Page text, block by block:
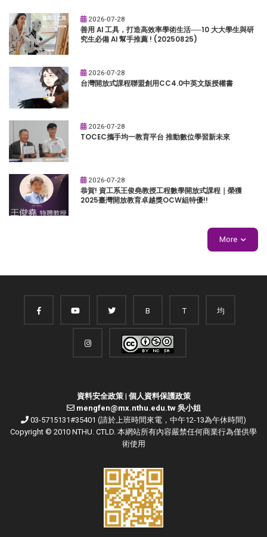
2026-07-28
善用 AI 工具，打造高效率學術生活──10 大大學生與研
究生必備 AI 幫手推薦 ! (20250825)
2026-07-28
台灣開放式課程聯盟創用CC4.0中英文版授權書
2026-07-28
TOCEC攜手均一教育平台 推動數位學習新未來
2026-07-28
恭賀! 資工系王俊堯教授工程數學開放式課程｜榮獲
2025臺灣開放教育卓越獎OCW組特優!!
More
B T 均
資料安全政策| 個人資料保護政策
mengfen@mx.nthu.edu.tw 吳小姐
03-5715131#35401 (請於上班時間來電，中午12-13為午休時間)
Copyright © 2010 NTHU. CTLD. 本網站所有內容嚴禁任何商業行為僅供學
術使用